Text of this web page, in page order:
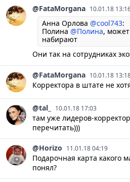
@FataMorgana 10.01.18
Анна Орлова @cool743:
Полина@Полина,
набирают
Они так на сотрудниках
@FataMorgana 10.01.18
Корректора в штате не
@tal_ 10.01.18 17:03
там уже лидеров-
перечитать)))
@Horizo 11.01.18 04:19
Подарочная карта какого
понял?